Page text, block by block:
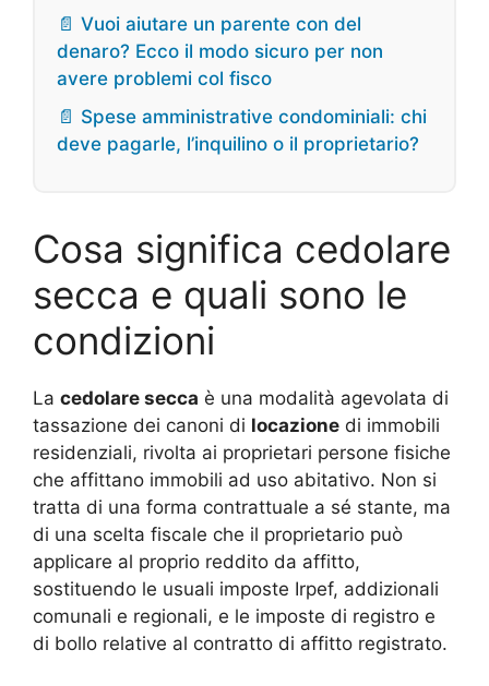
📄 Vuoi aiutare un parente con del
denaro? Ecco il modo sicuro per non
avere problemi col fisco
📄 Spese amministrative condominiali: chi
deve pagarle, l’inquilino o il proprietario?
Cosa significa cedolare
secca e quali sono le
condizioni
La cedolare secca è una modalità agevolata di
tassazione dei canoni di locazione di immobili
residenziali, rivolta ai proprietari persone fisiche
che affittano immobili ad uso abitativo. Non si
tratta di una forma contrattuale a sé stante, ma
di una scelta fiscale che il proprietario può
applicare al proprio reddito da affitto,
sostituendo le usuali imposte Irpef, addizionali
comunali e regionali, e le imposte di registro e
di bollo relative al contratto di affitto registrato.